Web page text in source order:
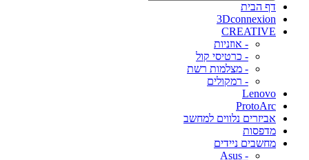
דף הבית
3Dconnexion
CREATIVE
- אוזניות
- כרטיסי קול
- מצלמות רשת
- רמקולים
Lenovo
ProtoArc
אביזרים נלווים למחשב
מדפסות
מחשבים ניידים
- Asus